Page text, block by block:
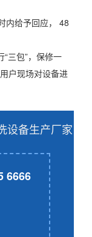
内给予回应， 48
“三包”，保修一
户现场对设备进
设备生产厂家
6666